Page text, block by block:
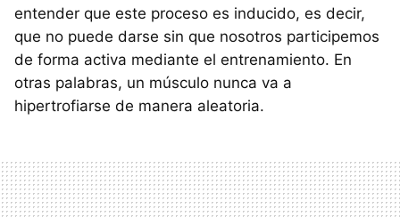
entender que este proceso es inducido, es decir,
que no puede darse sin que nosotros participemos
de forma activa mediante el entrenamiento. En
otras palabras, un músculo nunca va a
hipertrofiarse de manera aleatoria.